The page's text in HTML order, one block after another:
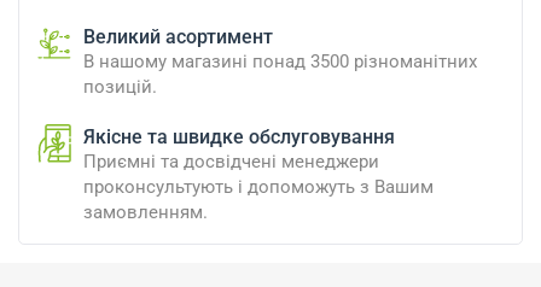
Великий асортимент
В нашому магазині понад 3500 різноманітних
позицій.
Якісне та швидке обслуговування
Приємні та досвідчені менеджери
проконсультують і допоможуть з Вашим
замовленням.